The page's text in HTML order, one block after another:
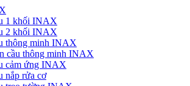
1 khối INAX
2 khối INAX
thông minh INAX
cầu thông minh INAX
cảm ứng INAX
nắp rửa cơ